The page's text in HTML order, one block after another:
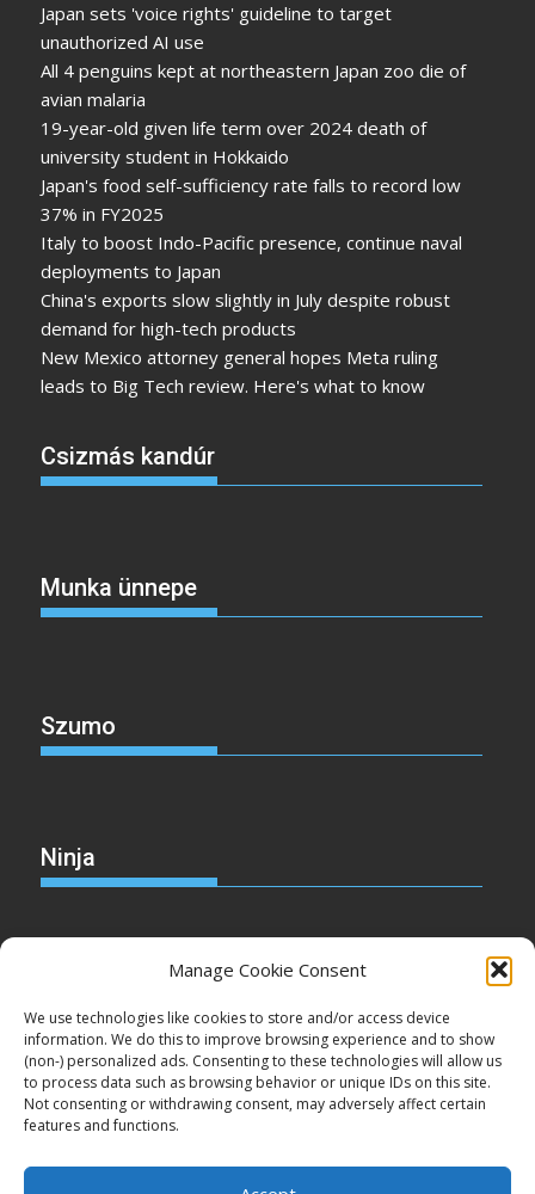
Manage Cookie Consent
We use technologies like cookies to store and/or access device
information. We do this to improve browsing experience and to show
(non-) personalized ads. Consenting to these technologies will allow us
to process data such as browsing behavior or unique IDs on this site.
Not consenting or withdrawing consent, may adversely affect certain
features and functions.
Japan sets 'voice rights' guideline to target
unauthorized AI use
All 4 penguins kept at northeastern Japan zoo die of
avian malaria
19-year-old given life term over 2024 death of
university student in Hokkaido
Japan's food self-sufficiency rate falls to record low
37% in FY2025
Italy to boost Indo-Pacific presence, continue naval
deployments to Japan
China's exports slow slightly in July despite robust
demand for high-tech products
New Mexico attorney general hopes Meta ruling
leads to Big Tech review. Here's what to know
Csizmás kandúr
Munka ünnepe
Szumo
Ninja
Cake